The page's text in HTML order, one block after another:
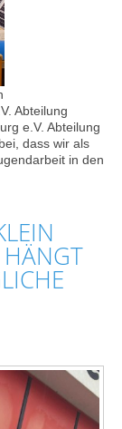
Abteilung
e.V. Abteilung
dass wir als
in den
HÄNGT